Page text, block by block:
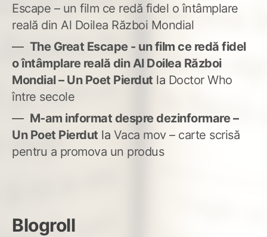
Escape – un film ce redă fidel o întâmplare
reală din Al Doilea Război Mondial
The Great Escape - un film ce redă fidel
o întâmplare reală din Al Doilea Război
Mondial – Un Poet Pierdut la Doctor Who
între secole
M-am informat despre dezinformare –
Un Poet Pierdut la Vaca mov – carte scrisă
pentru a promova un produs
Blogroll